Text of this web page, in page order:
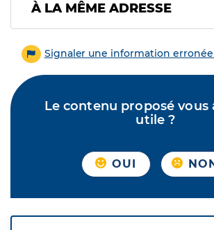
À LA MÊME ADRESSE
Signaler une information
Le contenu proposé vous
utile ?
OUI